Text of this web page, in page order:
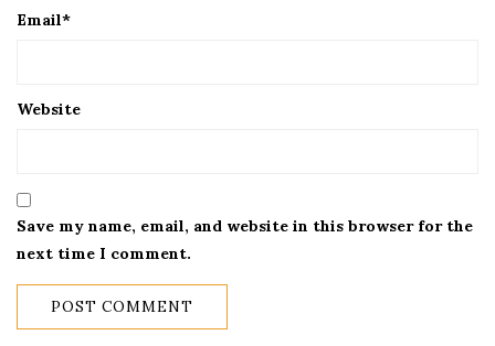
Email*
Website
Save my name, email, and website in this browser for the
next time I comment.